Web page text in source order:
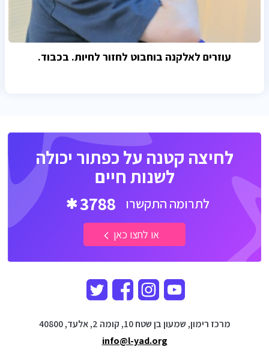
עוזרים לאלקנה בוחבוט לחזור לחיות. בכבוד.
לחיצה קטנה על כפתור יכולה
לשנות חיים
לתרומה התקשרו 3788
או לחצו כאן
מרכז רימון, שמעון בן שטח 10, קומה 2, אלעד, 40800
info@l-yad.org